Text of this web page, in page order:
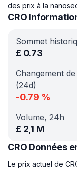
des prix à la
CRO
Sommet
£ 0.73
Changement
(24d)
-0.79 %
Volume, 24h
£ 2,1 M
CRO Données
Le prix actuel de